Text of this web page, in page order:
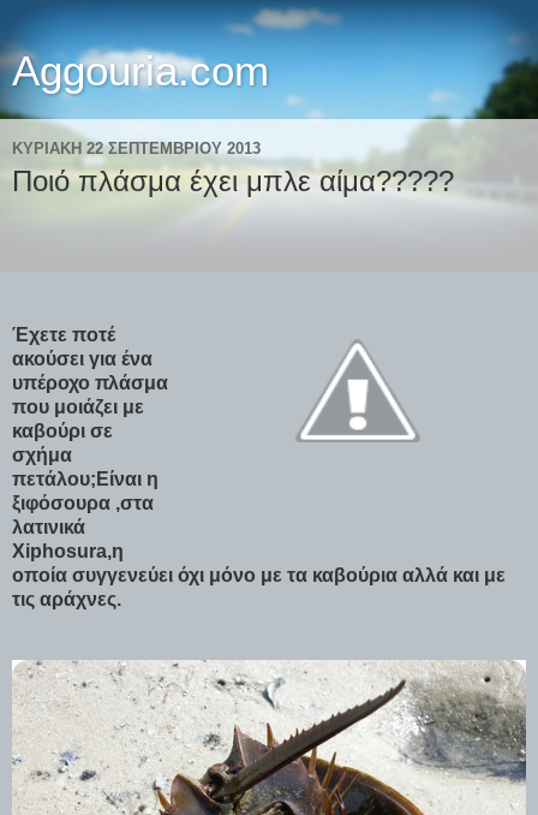
Aggouria.com
ΚΥΡΙΑΚΉ 22 ΣΕΠΤΕΜΒΡΊΟΥ 2013
Ποιό πλάσμα έχει μπλε αίμα?????
Έχετε ποτέ
ακούσει για ένα
υπέροχο πλάσμα
που μοιάζει με
καβούρι σε
σχήμα
πετάλου;Είναι η
ξιφόσουρα ,στα
λατινικά
Xiphosura,η
οποία συγγενεύει όχι μόνο με τα καβούρια αλλά και με
τις αράχνες.